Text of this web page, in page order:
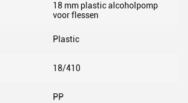
18 mm plastic alcoholpomp
voor flessen
Plastic
18/410
PP